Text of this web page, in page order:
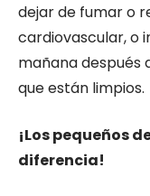
dejar de fumar o
cardiovascular, o
mañana
que están limpios.
¡Los pequeños
diferencia!